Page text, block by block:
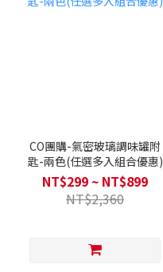
CO團購-氣密玻璃調味罐附
匙-兩色(任選多入組合優惠)
NT$299 ~ NT$899
NT$2,360